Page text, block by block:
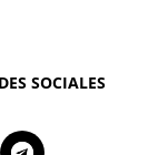
SOCIALES